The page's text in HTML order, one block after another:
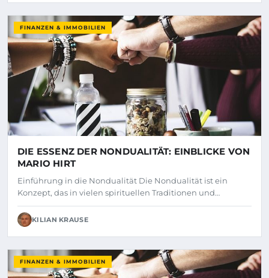
FINANZEN & IMMOBILIEN
DIE ESSENZ DER NONDUALITÄT: EINBLICKE VON
MARIO HIRT
Einführung in die Nondualität Die Nondualität ist ein
Konzept, das in vielen spirituellen Traditionen und…
KILIAN KRAUSE
FINANZEN & IMMOBILIEN